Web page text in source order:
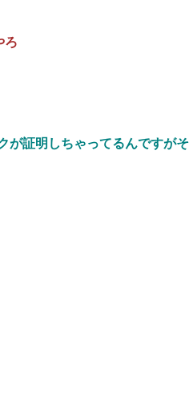
ろ
が証明しちゃってるんですが